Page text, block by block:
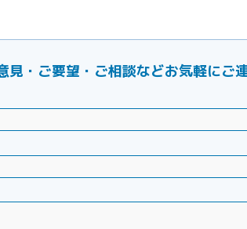
・ご要望・ご相談などお気軽にご連